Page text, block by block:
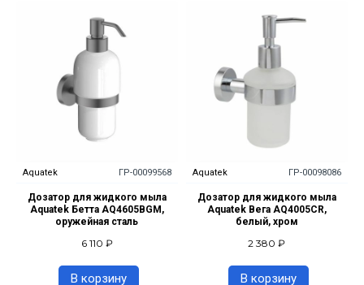
Aquatek ГР-00099568
Дозатор для жидкого мыла
Aquatek Бетта AQ4605BGM,
оружейная сталь
6 110 ₽
В корзину
Aquatek ГР-00098086
Дозатор для жидкого мыла
Aquatek Вега AQ4005CR,
белый, хром
2 380 ₽
В корзину